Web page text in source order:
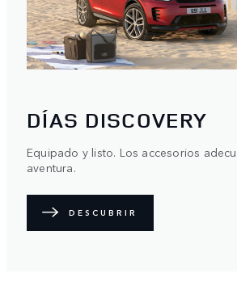
DÍAS DISCOVERY
Equipado y listo. Los accesorios
aventura.
DESCUBRIR